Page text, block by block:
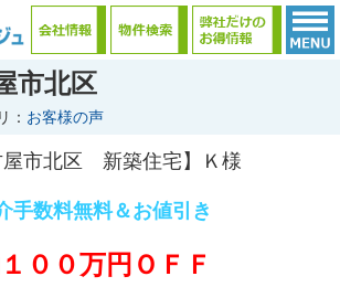
市北区
： お客様の声
屋市北区 新築住宅】Ｋ様
手数料無料＆お値引き
００万円ＯＦＦ